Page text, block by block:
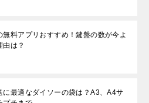
無料アプリおすすめ！鍵盤の数が今よ
由は？
に最適なダイソーの袋は？A3、A4サ